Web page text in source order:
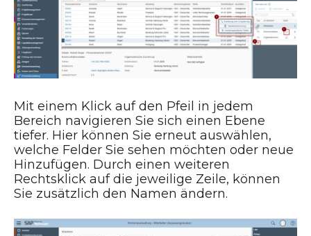
Mit einem Klick auf den Pfeil in jedem
Bereich navigieren Sie sich einen Ebene
tiefer. Hier können Sie erneut auswählen,
welche Felder Sie sehen möchten oder neue
Hinzufügen. Durch einen weiteren
Rechtsklick auf die jeweilige Zeile, können
Sie zusätzlich den Namen ändern.